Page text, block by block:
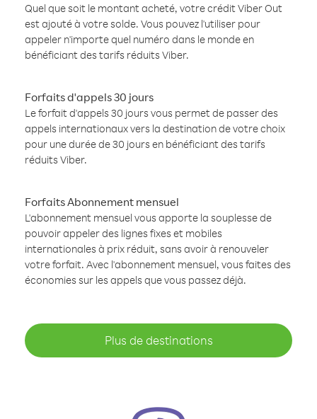
Quel que soit le montant acheté, votre crédit Viber Out
est ajouté à votre solde. Vous pouvez l'utiliser pour
appeler n'importe quel numéro dans le monde en
bénéficiant des tarifs réduits Viber.
Forfaits d'appels 30 jours
Le forfait d'appels 30 jours vous permet de passer des
appels internationaux vers la destination de votre choix
pour une durée de 30 jours en bénéficiant des tarifs
réduits Viber.
Forfaits Abonnement mensuel
L'abonnement mensuel vous apporte la souplesse de
pouvoir appeler des lignes fixes et mobiles
internationales à prix réduit, sans avoir à renouveler
votre forfait. Avec l'abonnement mensuel, vous faites des
économies sur les appels que vous passez déjà.
Plus de destinations